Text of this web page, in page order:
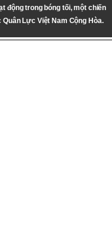
động trong bóng tối, một chiến
Quân Lực Việt Nam Cộng Hòa.